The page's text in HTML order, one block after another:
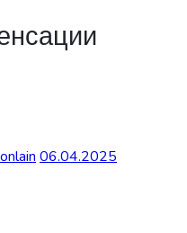
06.04.2025